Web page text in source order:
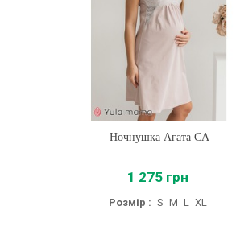
Купити
Ночнушка Агата CA
1 275 грн
Розмір : S M L XL